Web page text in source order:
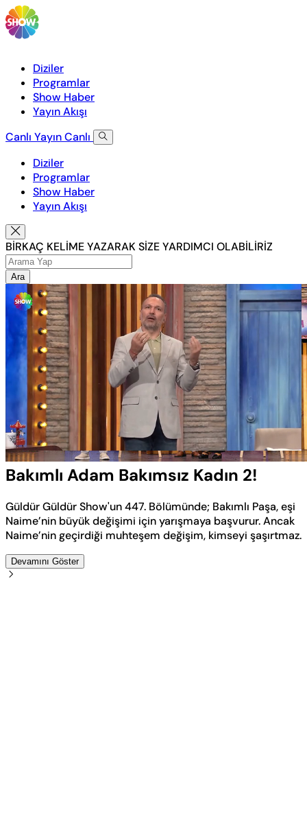
Diziler
Programlar
Show Haber
Yayın Akışı
Canlı YayınCanlı
Diziler
Programlar
Show Haber
Yayın Akışı
BİRKAÇ KELİME YAZARAK SİZE YARDIMCI OLABİLİRİZ
Ara
Sesi
Aç
Yüklendi:
3.63%
Oynatma
Hızı
Bakımlı Adam Bakımsız Kadın 2!
Güldür Güldür Show'un 447. Bölümünde; Bakımlı Paşa, eşi
Naime’nin büyük değişimi için yarışmaya başvurur. Ancak
Naime’nin geçirdiği muhteşem değişim, kimseyi şaşırtmaz.
Devamını Göster